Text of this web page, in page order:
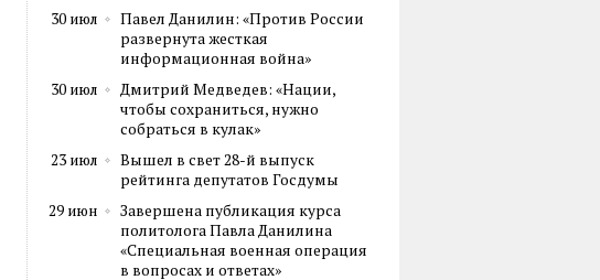
30 июл
Павел Данилин: «Против России
развернута жесткая
информационная война»
30 июл
Дмитрий Медведев: «Нации,
чтобы сохраниться, нужно
собраться в кулак»
23 июл
Вышел в свет 28-й выпуск
рейтинга депутатов Госдумы
29 июн
Завершена публикация курса
политолога Павла Данилина
«Специальная военная операция
в вопросах и ответах»